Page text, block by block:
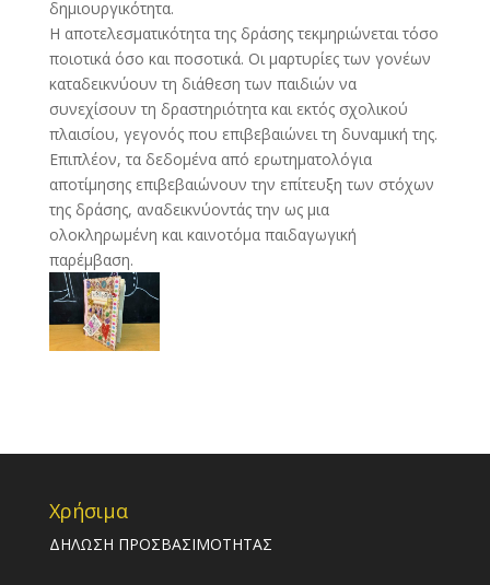
δημιουργικότητα.
Η αποτελεσματικότητα της δράσης τεκμηριώνεται τόσο
ποιοτικά όσο και ποσοτικά. Οι μαρτυρίες των γονέων
καταδεικνύουν τη διάθεση των παιδιών να
συνεχίσουν τη δραστηριότητα και εκτός σχολικού
πλαισίου, γεγονός που επιβεβαιώνει τη δυναμική της.
Επιπλέον, τα δεδομένα από ερωτηματολόγια
αποτίμησης επιβεβαιώνουν την επίτευξη των στόχων
της δράσης, αναδεικνύοντάς την ως μια
ολοκληρωμένη και καινοτόμα παιδαγωγική
παρέμβαση.
Χρήσιμα
ΔΗΛΩΣΗ ΠΡΟΣΒΑΣΙΜΟΤΗΤΑΣ